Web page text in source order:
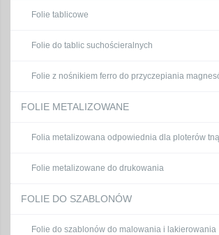
Folie tablicowe
Folie do tablic suchościeralnych
Folie z nośnikiem ferro do przyczepiania
FOLIE METALIZOWANE
Folia metalizowana odpowiednia dla ploterów
Folie metalizowane do drukowania
FOLIE DO SZABLONÓW
Folie do szablonów do malowania i lakierowania